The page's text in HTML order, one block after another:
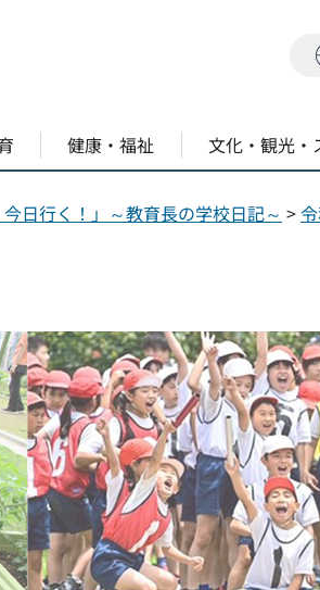
健康・福祉 文化・観光・
今日行く！」～教育長の学校日記～ >